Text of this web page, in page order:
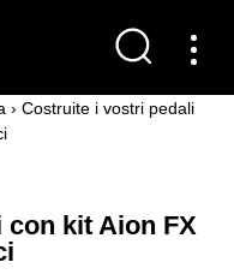
› Costruite i vostri pedali
kit Aion FX